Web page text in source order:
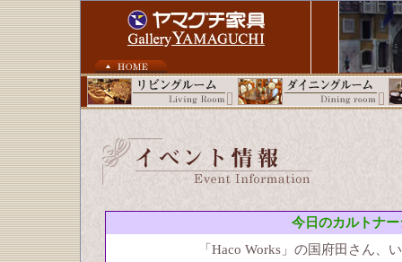
今日のカルトナ
「Haco Works」の国府田さん